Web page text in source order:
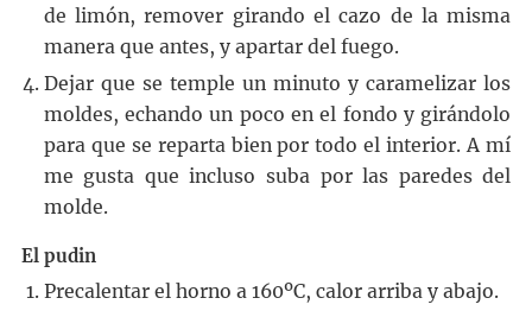
de limón, remover girando el cazo de la misma
manera que antes, y apartar del fuego.
Dejar que se temple un minuto y caramelizar los
moldes, echando un poco en el fondo y girándolo
para que se reparta bien por todo el interior. A mí
me gusta que incluso suba por las paredes del
molde.
El pudin
Precalentar el horno a 160ºC, calor arriba y abajo.